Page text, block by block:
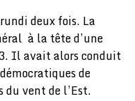
deux fois. La
à la tête d’une
Il avait alors conduit
de
du vent de l’Est.